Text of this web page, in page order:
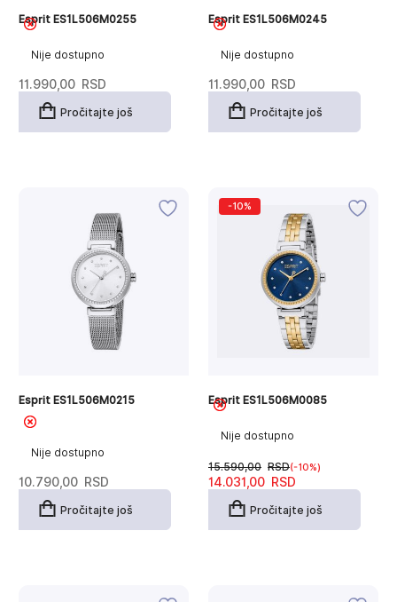
Nije dostupno
Esprit ES1L506M0255
11.990,00 RSD
Pročitajte još
Nije dostupno
Esprit ES1L506M0245
11.990,00 RSD
Pročitajte još
Nije dostupno
Esprit ES1L506M0215
10.790,00 RSD
Pročitajte još
-10%
Nije dostupno
Esprit ES1L506M0085
15.590,00 RSD
Originalna
cena
14.031,00 RSD
Trenutna
cena
(-10%)
Pročitajte još